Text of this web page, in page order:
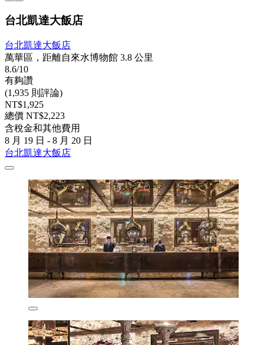
台北凱達大飯店
台北凱達大飯店
萬華區，距離自來水博物館 3.8 公里
8.6/10
有夠讚
(1,935 則評論)
NT$1,925
總價 NT$2,223
含稅金和其他費用
8 月 19 日 - 8 月 20 日
台北凱達大飯店